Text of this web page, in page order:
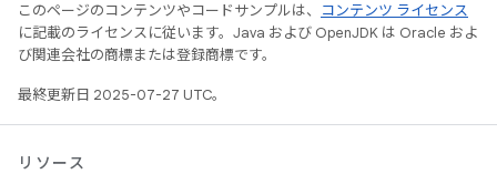
このページのコンテンツやコードサンプルは、
コンテンツ ライセンス
に記載のライセンスに従います。Java および OpenJDK は Oracle およ
び関連会社の商標または登録商標です。
最終更新日 2025-07-27 UTC。
リソース